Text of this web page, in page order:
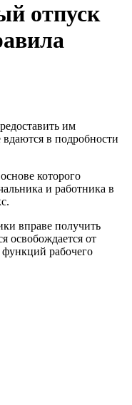
отпуск
им
в подробности
которого
и работника в
вправе получить
освобождается от
рабочего